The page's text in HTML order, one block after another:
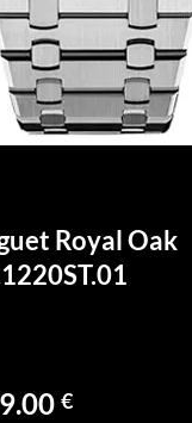
Royal Oak
€Aktueller